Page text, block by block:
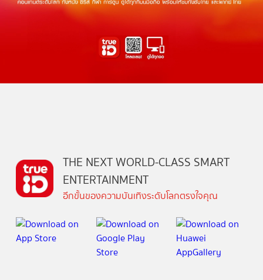
THE NEXT WORLD-CLASS SMART
ENTERTAINMENT
อีกขั้นของความบันเทิงระดับโลกตรงใจคุณ